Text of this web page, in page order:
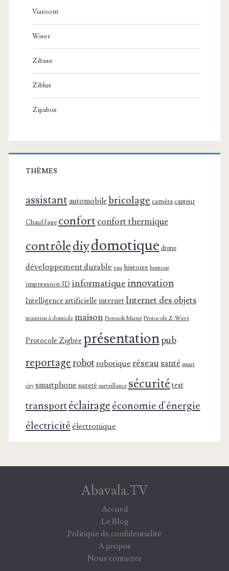
Viaroom
Wiser
Zibase
Ziblue
Zipabox
THÈMES
assistant automobile bricolage caméra capteur
Chauffage confortconfort thermique
contrôlediydomotique drone
développement durable eau histoire humour
impression 3D informatiqueinnovation
Intelligence artificielle internet Internet des objets
maintien à domicile maison Protocole Matter Protocole Z-Wave
Protocole Zigbee présentationpub
reportagerobotrobotique réseausanté smart
city smartphone sureté surveillance sécuritétest
transportéclairageéconomie d'énergie
électricité électronique
Abavala.TV
Accueil
Le Blog
Politique de confidentialité
A propos
Nous contacter